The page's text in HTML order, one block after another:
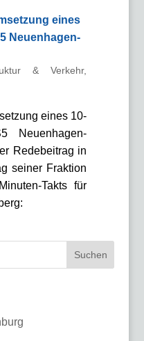
eines
Neuenhagen-
& Verkehr,
eines 10-
Neuenhagen-
Redebeitrag in
seiner Fraktion
Takts für